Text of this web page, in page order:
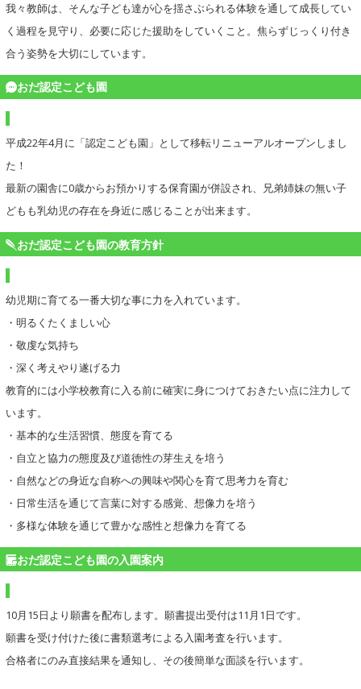
我々教師は、そんな子ども達が心を揺さぶられる体験を通して成長してい
く過程を見守り、必要に応じた援助をしていくこと。焦らずじっくり付き
合う姿勢を大切にしています。
おだ認定こども園
平成22年4月に「認定こども園」として移転リニューアルオープンしまし
た！
最新の園舎に0歳からお預かりする保育園が併設され、兄弟姉妹の無い子
どもも乳幼児の存在を身近に感じることが出来ます。
おだ認定こども園の教育方針
幼児期に育てる一番大切な事に力を入れています。
・明るくたくましい心
・敬虔な気持ち
・深く考えやり遂げる力
教育的には小学校教育に入る前に確実に身につけておきたい点に注力して
います。
・基本的な生活習慣、態度を育てる
・自立と協力の態度及び道徳性の芽生えを培う
・自然などの身近な自称への興味や関心を育て思考力を育む
・日常生活を通じて言葉に対する感覚、想像力を培う
・多様な体験を通じて豊かな感性と想像力を育てる
おだ認定こども園の入園案内
10月15日より願書を配布します。願書提出受付は11月1日です。
願書を受け付けた後に書類選考による入園考査を行います。
合格者にのみ直接結果を通知し、その後簡単な面談を行います。